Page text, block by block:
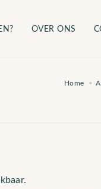
OVER ONS
Home